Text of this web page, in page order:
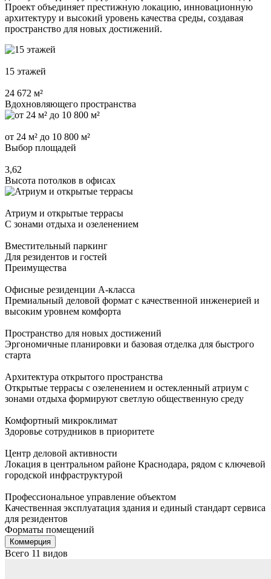
Проект объединяет престижную локацию, инновационную
архитектуру и высокий уровень качества среды, создавая
пространство для новых достижений.
15 этажей
24 672 м²
Вдохновляющего пространства
от 24 м² до 10 800 м²
Выбор площадей
3,62
Высота потолков в офисах
Атриум и открытые террасы
С зонами отдыха и озеленением
Вместительный паркинг
Для резидентов и гостей
Преимущества
Офисные резиденции А-класса
Премиальный деловой формат с качественной инженерией и
высоким уровнем комфорта
Пространство для новых достижений
Эргономичные планировки и базовая отделка для быстрого
старта
Архитектура открытого пространства
Открытые террасы с озеленением и остекленный атриум с
зонами отдыха формируют светлую общественную среду
Комфортный микроклимат
Здоровье сотрудников в приоритете
Центр деловой активности
Локация в центральном районе Краснодара, рядом с ключевой
городской инфраструктурой
Профессиональное управление объектом
Качественная эксплуатация здания и единый стандарт сервиса
для резидентов
Форматы помещений
Коммерция
Всего 11 видов